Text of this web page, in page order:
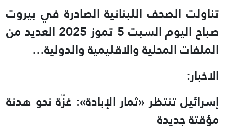
تناولت الصحف اللبنانية الصادرة في بيروت
صباح اليوم السبت 5 تموز 2025 العديد من
الملفات المحلية والاقليمية والدولية…
الاخبار:
إسرائيل تنتظر «ثمار الإبادة»: غزّة نحو هدنة
مؤقتة جديدة